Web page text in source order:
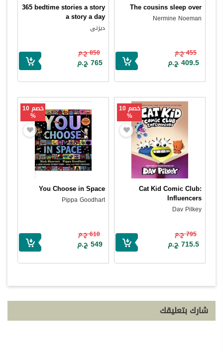
The cousins sleep over
Nermine Noeman
455 ج.م
409.5 ج.م
365 bedtime stories a story
a story a day
ديزنى
850 ج.م
765 ج.م
خصم 10
%
Cat Kid Comic Club:
Influencers
Dav Pilkey
795 ج.م
715.5 ج.م
خصم 10
%
You Choose in Space
Pippa Goodhart
610 ج.م
549 ج.م
شارك بتعليقك